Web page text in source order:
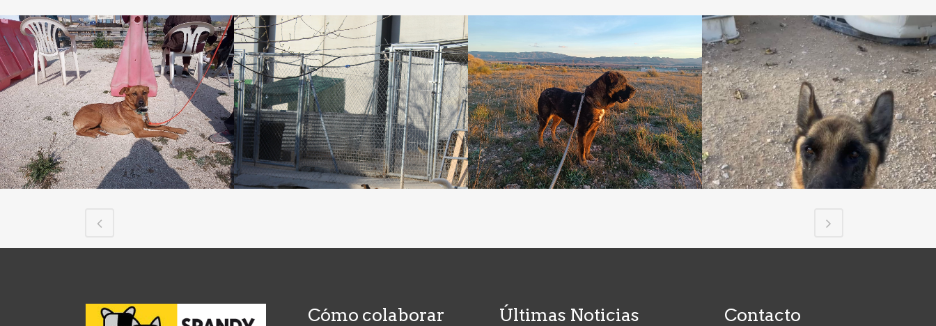
Cómo colaborar Últimas Noticias Contacto